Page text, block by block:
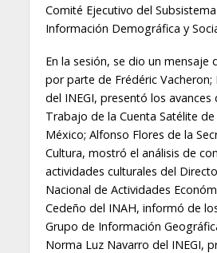
Comité Ejecutivo del
Información Demográfica y
En la sesión, se dio un mensaje
por parte de Frédéric Vacheron;
del INEGI, presentó los avances
Trabajo de la Cuenta Satélite
México; Alfonso Flores de la
Cultura, mostró el análisis de
actividades culturales del
Nacional de Actividades
Cedeño del INAH, informó de
Grupo de Información
Norma Luz Navarro del INEGI,